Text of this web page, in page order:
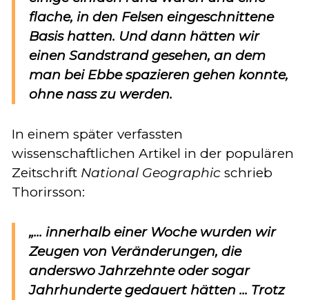
flache, in den Felsen eingeschnittene
Basis hatten. Und dann hätten wir
einen Sandstrand gesehen, an dem
man bei Ebbe spazieren gehen konnte,
ohne nass zu werden.
In einem später verfassten
wissenschaftlichen Artikel in der populären
Zeitschrift National Geographic schrieb
Thorirsson:
„... innerhalb einer Woche wurden wir
Zeugen von Veränderungen, die
anderswo Jahrzehnte oder sogar
Jahrhunderte gedauert hätten ... Trotz